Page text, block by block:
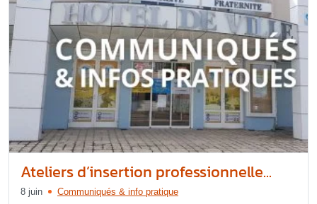
Ateliers d’insertion professionnelle...
8 juin Communiqués & info pratique